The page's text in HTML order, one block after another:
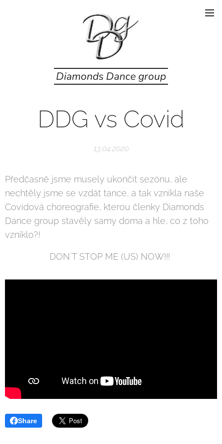
Diamonds Dance group
DDG vs Covid
13.04.2020
Předčasně jsme musely ukončit sezónu, ale
nechtěly jsme se vzdát tance, a tak vznikla naše
Covidová choreografie, kterou členky Diamonds
Dance group stavěly samy doma a hle, co z toho
vzniklo?!
DON´T STOP ME (US) NOW!!!
Share